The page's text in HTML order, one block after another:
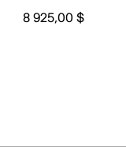
8 925,00 $